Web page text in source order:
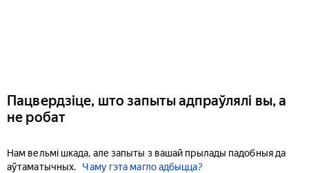
Пацвердзіце, што запыты адпраўлялі вы, а
не робат
Нам вельмі шкада, але запыты з вашай прылады падобныя да
аўтаматычных.
Чаму гэта магло адбыцца?